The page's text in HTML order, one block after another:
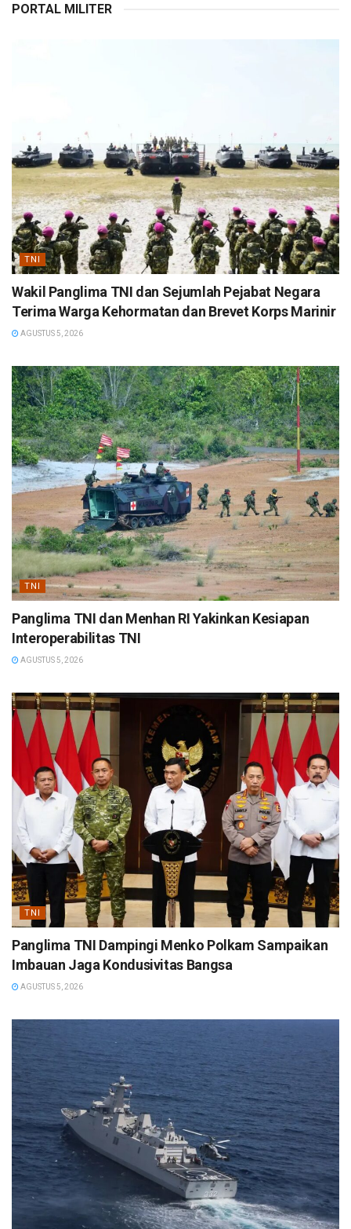
PORTAL MILITER
TNI
Wakil Panglima TNI dan Sejumlah Pejabat Negara
Terima Warga Kehormatan dan Brevet Korps Marinir
AGUSTUS 5, 2026
TNI
Panglima TNI dan Menhan RI Yakinkan Kesiapan
Interoperabilitas TNI
AGUSTUS 5, 2026
TNI
Panglima TNI Dampingi Menko Polkam Sampaikan
Imbauan Jaga Kondusivitas Bangsa
AGUSTUS 5, 2026